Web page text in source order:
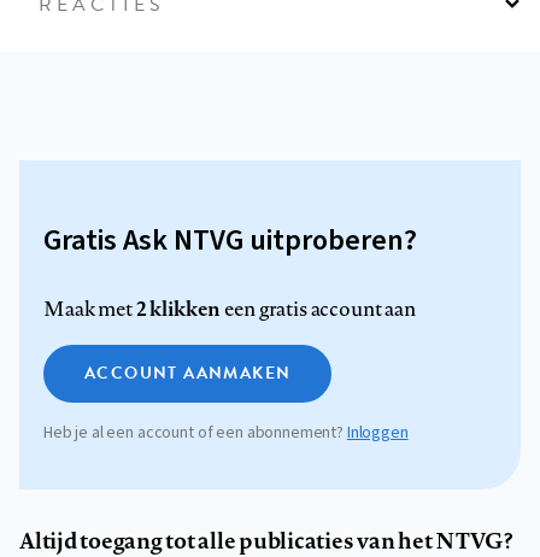
Gratis Ask NTVG uitproberen?
Maak met2 klikkeneen gratis account aan
ACCOUNT AANMAKEN
Heb je al een account of een abonnement? Inloggen
Altijd toegang tot alle publicaties van het NTVG?